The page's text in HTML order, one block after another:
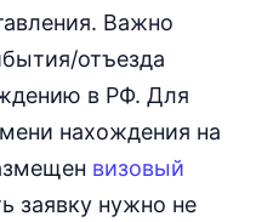
Важно
отъезда
в РФ. Для
нахождения на
визовый
заявку нужно не